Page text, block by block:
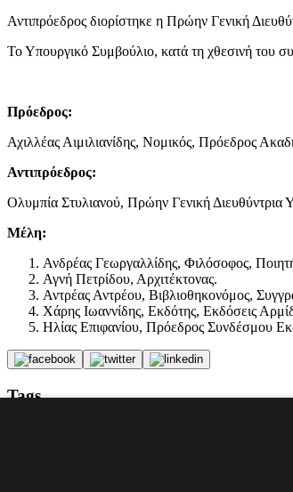
Αντιπρόεδρος διορίστηκε η Πρώην Γενική
Το Υπουργικό Συμβούλιο, κατά τη χθεσινή του
Πρόεδρος:
Αχιλλέας Αιμιλιανίδης, Νομικός, Πρόεδρος
Αντιπρόεδρος:
Ολυμπία Στυλιανού, Πρώην Γενική Διευθύντρια
Μέλη:
Ανδρέας Γεωργαλλίδης, Φιλόσοφος,
Αγνή Πετρίδου, Αρχιτέκτονας.
Αντρέας Αντρέου, Βιβλιοθηκονόμος,
Χάρης Ιωαννίδης, Εκδότης, Εκδόσεις
Ηλίας Επιφανίου, Πρόεδρος Συνδέσμου
Tags